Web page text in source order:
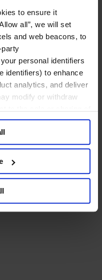
to ensure it
all”, we will set
and web beacons, to
personal identifiers
identifiers) to enhance
analytics, and deliver
modify or withdraw
by clicking “Do Not
in the footer of
each device and each
and retention terms
information see
ック）
ャー